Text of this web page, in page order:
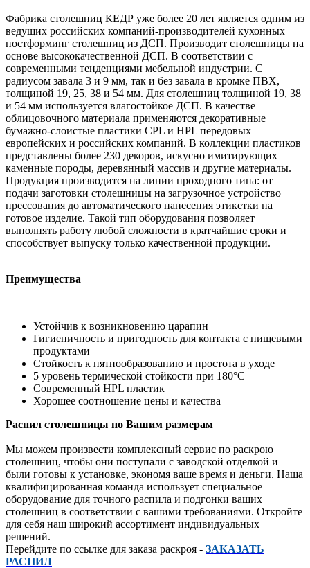
Фабрика столешниц КЕДР уже более 20 лет является одним из
ведущих российских компаний-производителей кухонных
постформинг столешниц из ДСП. Производит столешницы на
основе высококачественной ДСП. В соответствии с
современными тенденциями мебельной индустрии. С
радиусом завала 3 и 9 мм, так и без завала в кромке ПВХ,
толщиной 19, 25, 38 и 54 мм. Для столешниц толщиной 19, 38
и 54 мм используется влагостойкое ДСП. В качестве
облицовочного материала применяются декоративные
бумажно-слоистые пластики CPL и HPL передовых
европейских и российских компаний. В коллекции пластиков
представлены более 230 декоров, искусно имитирующих
каменные породы, деревянный массив и другие материалы.
Продукция производится на линии проходного типа: от
подачи заготовки столешницы на загрузочное устройство
прессования до автоматического нанесения этикетки на
готовое изделие. Такой тип оборудования позволяет
выполнять работу любой сложности в кратчайшие сроки и
способствует выпуску только качественной продукции.
Преимущества
Устойчив к возникновению царапин
Гигиеничность и пригодность для контакта с пищевыми
продуктами
Стойкость к пятнообразованию и простота в уходе
5 уровень термической стойкости при 180°С
Современный HPL пластик
Хорошее соотношение цены и качества
Распил столешницы по Вашим размерам
Мы можем произвести комплексный сервис по раскрою
столешниц, чтобы они поступали с заводской отделкой и
были готовы к установке, экономя ваше время и деньги. Наша
квалифицированная команда использует специальное
оборудование для точного распила и подгонки ваших
столешниц в соответствии с вашими требованиями. Откройте
для себя наш широкий ассортимент индивидуальных
решений.
Перейдите по ссылке для заказа раскроя - ЗАКАЗАТЬ
РАСПИЛ